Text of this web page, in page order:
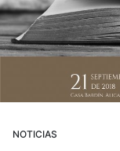
NOTICIAS